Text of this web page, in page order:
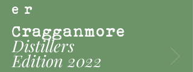
er
Cragganmore
Distillers
Edition 2022